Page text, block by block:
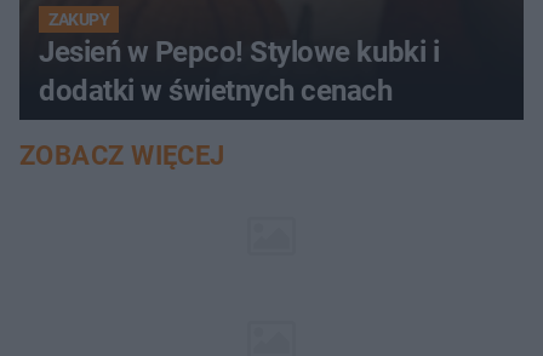
ZAKUPY
Jesień w Pepco! Stylowe kubki i
dodatki w świetnych cenach
ZOBACZ WIĘCEJ